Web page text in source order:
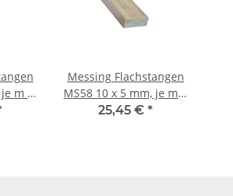
Messing Flachstangen
MS58 10 x 5 mm, je m ±
5mm
25,45 € *